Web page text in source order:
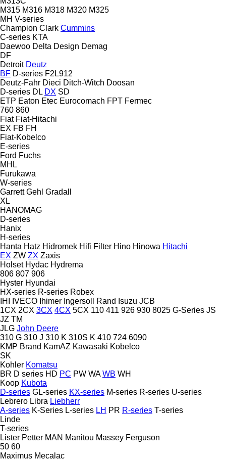
M315 M316 M318 M320 M325
MH V-series
Champion Clark Cummins
C-series KTA
Daewoo Delta Design Demag
DF
Detroit Deutz
BF D-series F2L912
Deutz-Fahr Dieci Ditch-Witch Doosan
D-series DL DX SD
ETP Eaton Etec Eurocomach FPT Fermec
760 860
Fiat Fiat-Hitachi
EX FB FH
Fiat-Kobelco
E-series
Ford Fuchs
MHL
Furukawa
W-series
Garrett Gehl Gradall
XL
HANOMAG
D-series
Hanix
H-series
Hanta Hatz Hidromek Hifi Filter Hino Hinowa Hitachi
EX ZW ZX Zaxis
Holset Hydac Hydrema
806 807 906
Hyster Hyundai
HX-series R-series Robex
IHI
IVECO Ihimer Ingersoll Rand Isuzu JCB
1CX 2CX 3CX 4CX 5CX 110 411 926 930 8025 G-Series JS
JZ TM
JLG John Deere
310 G 310 J 310 K 310S K 410 724 6090
KMP Brand KamAZ Kawasaki Kobelco
SK
Kohler Komatsu
BR D series HD PC PW WA WB WH
Koop Kubota
D-series GL-series KX-series M-series R-series U-series
Lebrero Libra Liebherr
A-series K-Series L-series LH PR R-series T-series
Linde
T-series
Lister Petter MAN Manitou Massey Ferguson
50 60
Maximus Mecalac